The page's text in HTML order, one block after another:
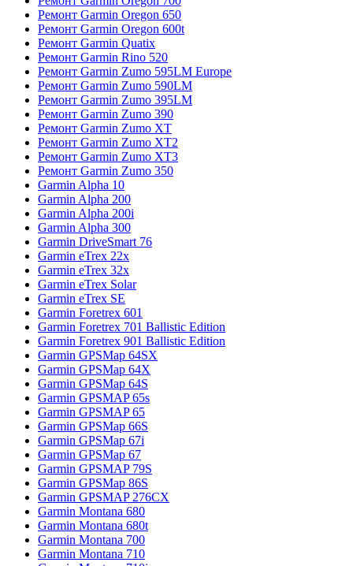
Ремонт Garmin Oregon 650
Ремонт Garmin Oregon 600t
Ремонт Garmin Quatix
Ремонт Garmin Rino 520
Ремонт Garmin Zumo 595LM Europe
Ремонт Garmin Zumo 590LM
Ремонт Garmin Zumo 395LM
Ремонт Garmin Zumo 390
Ремонт Garmin Zumo XT
Ремонт Garmin Zumo XT2
Ремонт Garmin Zumo XT3
Ремонт Garmin Zumo 350
Garmin Alpha 10
Garmin Alpha 200
Garmin Alpha 200i
Garmin Alpha 300
Garmin DriveSmart 76
Garmin eTrex 22x
Garmin eTrex 32x
Garmin eTrex Solar
Garmin eTrex SE
Garmin Foretrex 601
Garmin Foretrex 701 Ballistic Edition
Garmin Foretrex 901 Ballistic Edition
Garmin GPSMap 64SX
Garmin GPSMap 64X
Garmin GPSMap 64S
Garmin GPSMAP 65s
Garmin GPSMAP 65
Garmin GPSMap 66S
Garmin GPSMap 67i
Garmin GPSMap 67
Garmin GPSMAP 79S
Garmin GPSMap 86S
Garmin GPSMAP 276CX
Garmin Montana 680
Garmin Montana 680t
Garmin Montana 700
Garmin Montana 710